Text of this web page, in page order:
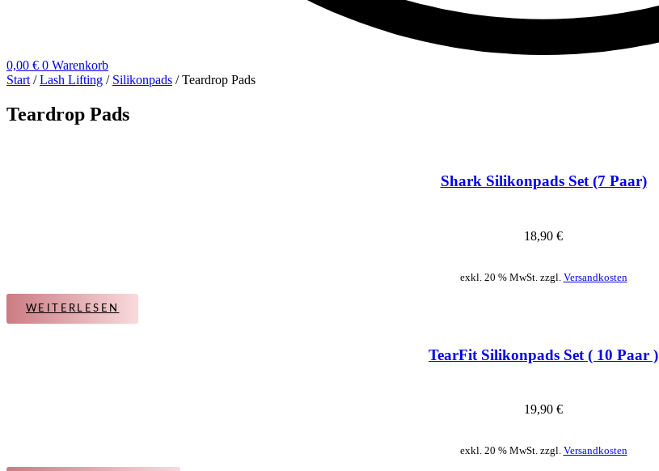
0,00 € 0 Warenkorb
Start /Lash Lifting / Silikonpads / Teardrop Pads
Teardrop Pads
Shark Silikonpads Set (7 Paar)
18,90 €
exkl. 20 % MwSt. zzgl. Versandkosten
WEITERLESEN
TearFit Silikonpads Set ( 10 Paar )
19,90 €
exkl. 20 % MwSt. zzgl. Versandkosten